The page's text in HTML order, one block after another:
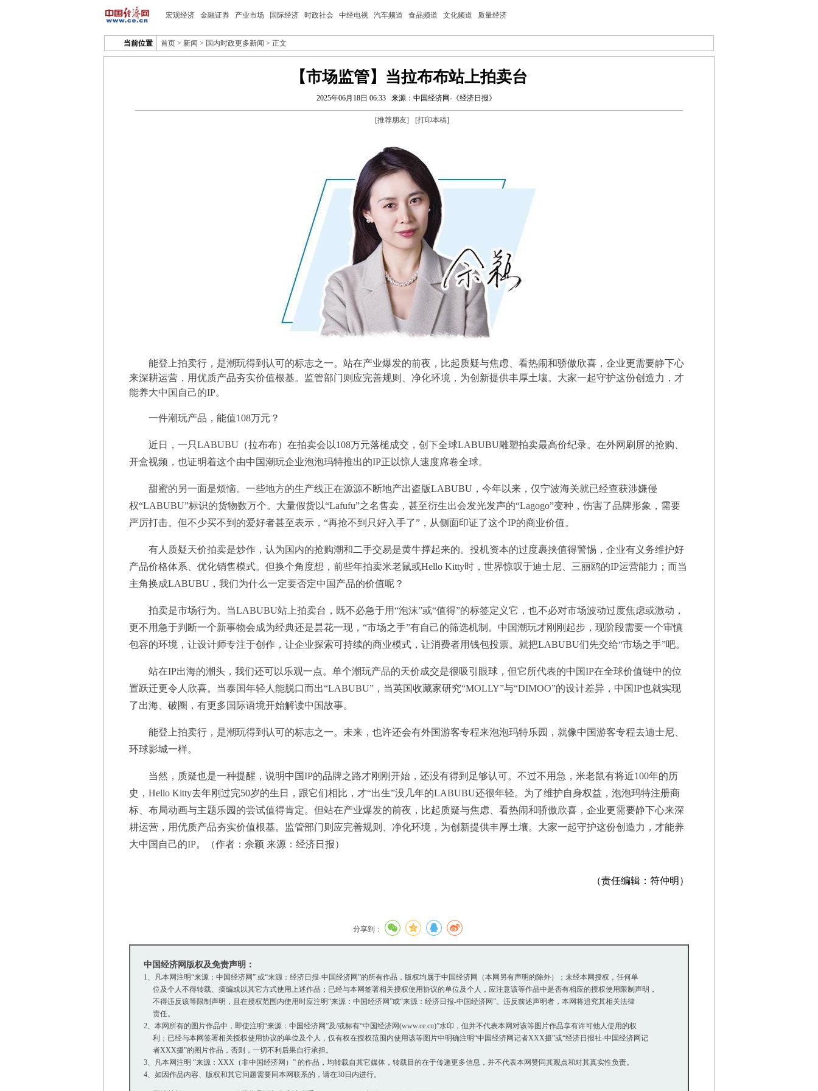
宏观经济 金融证券 产业市场 国际经济 时政社会 中经电视 汽车频道 食品频道 文化频道 质量经济
当前位置 首页 > 新闻 > 国内时政更多新闻 > 正文
【市场监管】当拉布布站上拍卖台
2025年06月18日 06:33 来源：中国经济网-《经济日报》
[推荐朋友] [打印本稿]
能登上拍卖行，是潮玩得到认可的标志之一。站在产业爆发的前夜，比起质疑与焦虑、看热闹和骄傲欣喜，企业更需要静下心
来深耕运营，用优质产品夯实价值根基。监管部门则应完善规则、净化环境，为创新提供丰厚土壤。大家一起守护这份创造力，才
能养大中国自己的IP。
一件潮玩产品，能值108万元？
近日，一只LABUBU（拉布布）在拍卖会以108万元落槌成交，创下全球LABUBU雕塑拍卖最高价纪录。在外网刷屏的抢购、
开盒视频，也证明着这个由中国潮玩企业泡泡玛特推出的IP正以惊人速度席卷全球。
甜蜜的另一面是烦恼。一些地方的生产线正在源源不断地产出盗版LABUBU，今年以来，仅宁波海关就已经查获涉嫌侵
权“LABUBU”标识的货物数万个。大量假货以“Lafufu”之名售卖，甚至衍生出会发光发声的“Lagogo”变种，伤害了品牌形象，需要
严厉打击。但不少买不到的爱好者甚至表示，“再抢不到只好入手了”，从侧面印证了这个IP的商业价值。
有人质疑天价拍卖是炒作，认为国内的抢购潮和二手交易是黄牛撑起来的。投机资本的过度裹挟值得警惕，企业有义务维护好
产品价格体系、优化销售模式。但换个角度想，前些年拍卖米老鼠或Hello Kitty时，世界惊叹于迪士尼、三丽鸥的IP运营能力；而当
主角换成LABUBU，我们为什么一定要否定中国产品的价值呢？
拍卖是市场行为。当LABUBU站上拍卖台，既不必急于用“泡沫”或“值得”的标签定义它，也不必对市场波动过度焦虑或激动，
更不用急于判断一个新事物会成为经典还是昙花一现，“市场之手”有自己的筛选机制。中国潮玩才刚刚起步，现阶段需要一个审慎
包容的环境，让设计师专注于创作，让企业探索可持续的商业模式，让消费者用钱包投票。就把LABUBU们先交给“市场之手”吧。
站在IP出海的潮头，我们还可以乐观一点。单个潮玩产品的天价成交是很吸引眼球，但它所代表的中国IP在全球价值链中的位
置跃迁更令人欣喜。当泰国年轻人能脱口而出“LABUBU”，当英国收藏家研究“MOLLY”与“DIMOO”的设计差异，中国IP也就实现
了出海、破圈，有更多国际语境开始解读中国故事。
能登上拍卖行，是潮玩得到认可的标志之一。未来，也许还会有外国游客专程来泡泡玛特乐园，就像中国游客专程去迪士尼、
环球影城一样。
当然，质疑也是一种提醒，说明中国IP的品牌之路才刚刚开始，还没有得到足够认可。不过不用急，米老鼠有将近100年的历
史，Hello Kitty去年刚过完50岁的生日，跟它们相比，才“出生”没几年的LABUBU还很年轻。为了维护自身权益，泡泡玛特注册商
标、布局动画与主题乐园的尝试值得肯定。但站在产业爆发的前夜，比起质疑与焦虑、看热闹和骄傲欣喜，企业更需要静下心来深
耕运营，用优质产品夯实价值根基。监管部门则应完善规则、净化环境，为创新提供丰厚土壤。大家一起守护这份创造力，才能养
大中国自己的IP。（作者：佘颖 来源：经济日报）
（责任编辑：符仲明）
分享到：
中国经济网版权及免责声明：
1、凡本网注明“来源：中国经济网” 或“来源：经济日报-中国经济网”的所有作品，版权均属于中国经济网（本网另有声明的除外）；未经本网授权，任何单
位及个人不得转载、摘编或以其它方式使用上述作品；已经与本网签署相关授权使用协议的单位及个人，应注意该等作品中是否有相应的授权使用限制声明，
不得违反该等限制声明，且在授权范围内使用时应注明“来源：中国经济网”或“来源：经济日报-中国经济网”。违反前述声明者，本网将追究其相关法律
责任。
2、本网所有的图片作品中，即使注明“来源：中国经济网”及/或标有“中国经济网(www.ce.cn)”水印，但并不代表本网对该等图片作品享有许可他人使用的权
利；已经与本网签署相关授权使用协议的单位及个人，仅有权在授权范围内使用该等图片中明确注明“中国经济网记者XXX摄”或“经济日报社-中国经济网记
者XXX摄”的图片作品，否则，一切不利后果自行承担。
3、凡本网注明 “来源：XXX（非中国经济网）” 的作品，均转载自其它媒体，转载目的在于传递更多信息，并不代表本网赞同其观点和对其真实性负责。
4、如因作品内容、版权和其它问题需要同本网联系的，请在30日内进行。